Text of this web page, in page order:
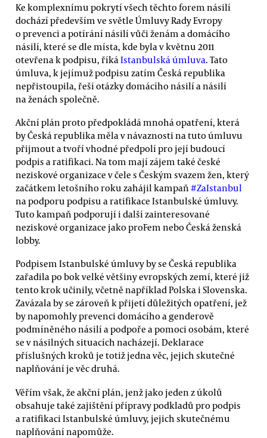
Ke komplexnímu pokrytí všech těchto forem násilí
dochází především ve světle Úmluvy Rady Evropy
o prevenci a potírání násilí vůči ženám a domácího
násilí, které se dle místa, kde byla v květnu 2011
otevřena k podpisu, říká Istanbulská úmluva. Tato
úmluva, k jejímuž podpisu zatím Česká republika
nepřistoupila, řeší otázky domácího násilí a násilí
na ženách společně.
Akční plán proto předpokládá mnohá opatření, která
by Česká republika měla v návaznosti na tuto úmluvu
přijmout a tvoří vhodné předpolí pro její budoucí
podpis a ratifikaci. Na tom mají zájem také české
neziskové organizace v čele s Českým svazem žen, který
začátkem letošního roku zahájil kampaň #‎ZaIstanbul
na podporu podpisu a ratifikace Istanbulské úmluvy.
Tuto kampaň podporují i další zainteresované
neziskové organizace jako proFem nebo Česká ženská
lobby. ‬‬
Podpisem Istanbulské úmluvy by se Česká republika
zařadila po bok velké většiny evropských zemí, které již
tento krok učinily, včetně například Polska i Slovenska.
Zavázala by se zároveň k přijetí důležitých opatření, jež
by napomohly prevenci domácího a genderově
podmíněného násilí a podpoře a pomoci osobám, které
se v násilných situacích nacházejí. Deklarace
příslušných kroků je totiž jedna věc, jejich skutečné
naplňování je věc druhá.
Věřím však, že akční plán, jenž jako jeden z úkolů
obsahuje také zajištění přípravy podkladů pro podpis
a ratifikaci Istanbulské úmluvy, jejich skutečnému
naplňování napomůže.